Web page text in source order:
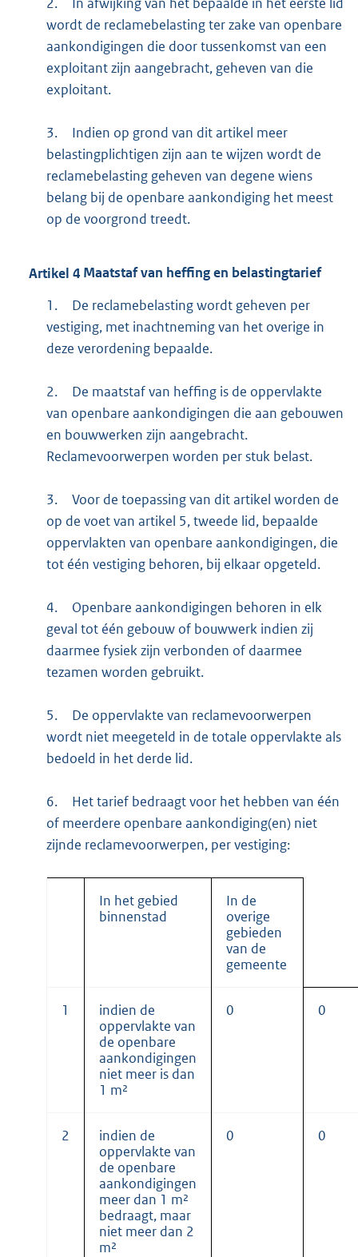
wordt de reclamebelasting ter zake van openbare
aankondigingen die door tussenkomst van een
exploitant zijn aangebracht, geheven van die
exploitant.
3.
Indien op grond van dit artikel meer
belastingplichtigen zijn aan te wijzen wordt de
reclamebelasting geheven van degene wiens
belang bij de openbare aankondiging het meest
op de voorgrond treedt.
Artikel 4 Maatstaf van heffing en belastingtarief
1.
De reclamebelasting wordt geheven per
vestiging, met inachtneming van het overige in
deze verordening bepaalde.
2.
De maatstaf van heffing is de oppervlakte
van openbare aankondigingen die aan gebouwen
en bouwwerken zijn aangebracht.
Reclamevoorwerpen worden per stuk belast.
3.
Voor de toepassing van dit artikel worden de
op de voet van artikel 5, tweede lid, bepaalde
oppervlakten van openbare aankondigingen, die
tot één vestiging behoren, bij elkaar opgeteld.
4.
Openbare aankondigingen behoren in elk
geval tot één gebouw of bouwwerk indien zij
daarmee fysiek zijn verbonden of daarmee
tezamen worden gebruikt.
5.
De oppervlakte van reclamevoorwerpen
wordt niet meegeteld in de totale oppervlakte als
bedoeld in het derde lid.
6.
Het tarief bedraagt voor het hebben van één
of meerdere openbare aankondiging(en) niet
zijnde reclamevoorwerpen, per vestiging:
In het gebied
binnenstad
In de
overige
gebieden
van de
gemeente
1
indien de
oppervlakte van
de openbare
aankondigingen
niet meer is dan
1 m²
0 0
2
indien de
oppervlakte van
de openbare
aankondigingen
meer dan 1 m²
bedraagt, maar
niet meer dan 2
m²
0 0